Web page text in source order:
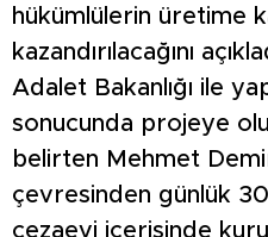
hükümlülerin üretime
kazandırılacağını
Adalet Bakanlığı ile
sonucunda projeye
belirten Mehmet
çevresinden günlük
cezaevi içerisinde